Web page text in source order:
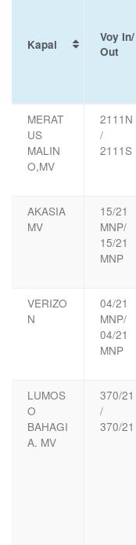
Kapal
Voy In/
Out
MERAT
US
MALIN
O,MV
2111N
/
2111S
AKASIA
MV
15/21
MNP/
15/21
MNP
VERIZO
N
04/21
MNP/
04/21
MNP
LUMOS
O
BAHAGI
A. MV
370/21
/
370/21